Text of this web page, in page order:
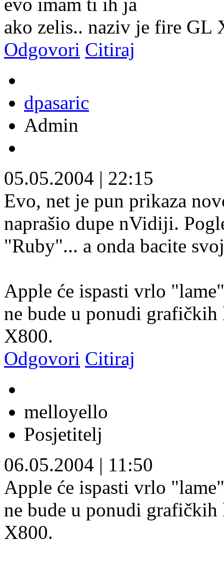
ako zelis.. naziv je fire GL
Odgovori Citiraj
dpasaric
Admin
05.05.2004 | 22:15
Evo, net je pun prikaza
naprašio dupe nVidiji.
"Ruby"... a onda bacite
Apple će ispasti vrlo
ne bude u ponudi
X800.
Odgovori Citiraj
melloyello
Posjetitelj
06.05.2004 | 11:50
Apple će ispasti vrlo
ne bude u ponudi
X800.